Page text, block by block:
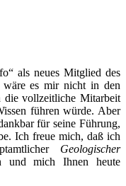
als neues Mitglied des
wäre es mir nicht in den
die vollzeitliche Mitarbeit
führen würde. Aber
für seine Führung,
Ich freue mich, daß ich
Geologischer
mich Ihnen heute